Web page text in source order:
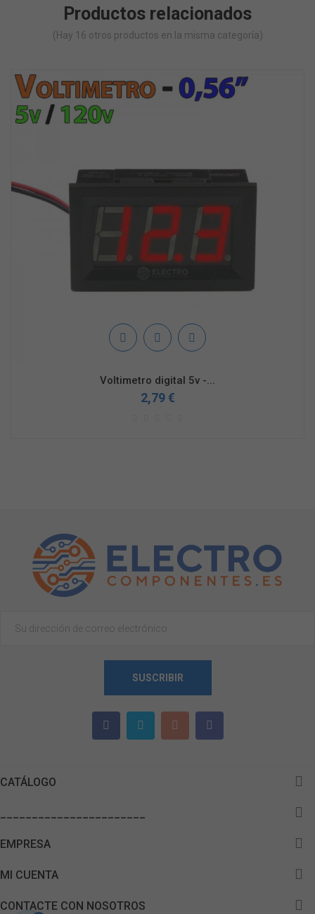
Productos relacionados
(Hay 16 otros productos en la misma categoría)
Voltimetro digital 5v -...
2,79 €
SUSCRIBIR
CATÁLOGO 

EMPRESA 
MI CUENTA 
CONTACTE CON NOSOTROS 